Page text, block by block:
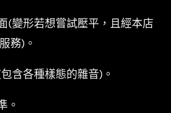
(變形若想嘗試壓平，且經本店
務)。
含各種樣態的雜音)。
。